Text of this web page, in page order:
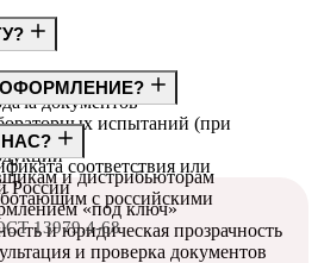
требованиям ГОСТ
документов
испытаний (при
соответствия или
и дистрибьюторам
с российскими
России
«под ключ»
и юридическая прозрачность
и проверка документов
13979.4-68